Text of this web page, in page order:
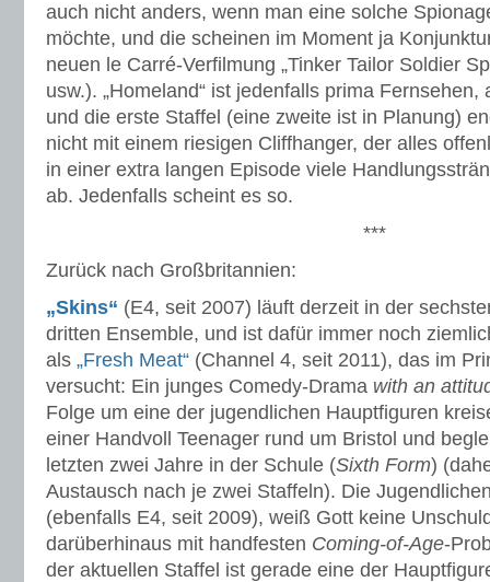
auch nicht anders, wenn man eine solche
möchte, und die scheinen im Moment ja
neuen le Carré-Verfilmung „Tinker Tailor Soldier
usw.). „Homeland“ ist jedenfalls prima
und die erste Staffel (eine zweite ist in Planung)
nicht mit einem riesigen Cliffhanger, der alles
in einer extra langen Episode viele
ab. Jedenfalls scheint es so.
***
Zurück nach Großbritannien:
„Skins“ (E4, seit 2007) läuft derzeit in der
dritten Ensemble, und ist dafür immer noch
als „Fresh Meat“ (Channel 4, seit 2011), das im
versucht: Ein junges Comedy-Drama with an
Folge um eine der jugendlichen Hauptfiguren
einer Handvoll Teenager rund um Bristol und
letzten zwei Jahre in der Schule (Sixth Form)
Austausch nach je zwei Staffeln). Die
(ebenfalls E4, seit 2009), weiß Gott keine
darüberhinaus mit handfesten Coming-of-Age-
der aktuellen Staffel ist gerade eine der